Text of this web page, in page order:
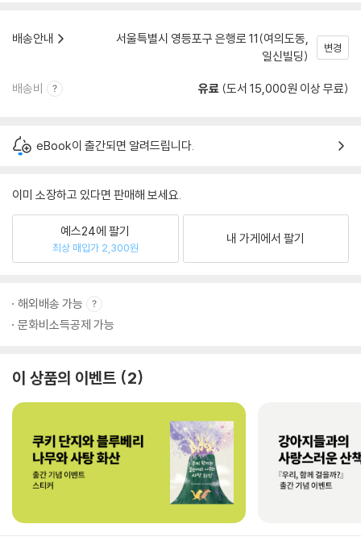
배송안내
서울특별시 영등포구 은행로 11(여의도동,
일신빌딩)
변경
배송비 유료 (도서 15,000원 이상 무료)
eBook이 출간되면 알려드립니다.
이미 소장하고 있다면 판매해 보세요.
예스24에 팔기
최상 매입가 2,300원
내 가게에서 팔기
해외배송 가능
문화비소득공제 가능
이 상품의 이벤트 2